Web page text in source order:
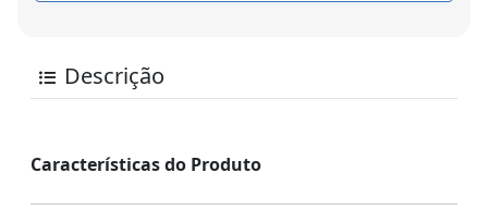
Descrição
Características do Produto